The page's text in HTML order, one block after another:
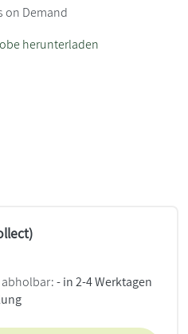
on Demand
herunterladen
abholbar:- in 2-4 Werktagen